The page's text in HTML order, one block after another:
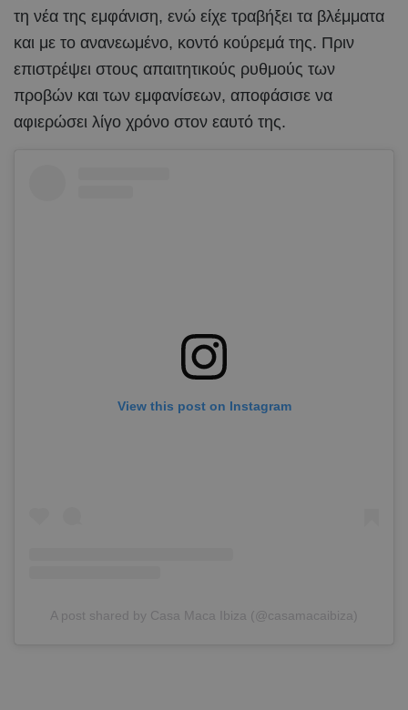
τη νέα της εμφάνιση, ενώ είχε τραβήξει τα βλέμματα
και με το ανανεωμένο, κοντό κούρεμά της. Πριν
επιστρέψει στους απαιτητικούς ρυθμούς των
προβών και των εμφανίσεων, αποφάσισε να
αφιερώσει λίγο χρόνο στον εαυτό της.
View this post on Instagram
A post shared by Casa Maca Ibiza (@casamacaibiza)